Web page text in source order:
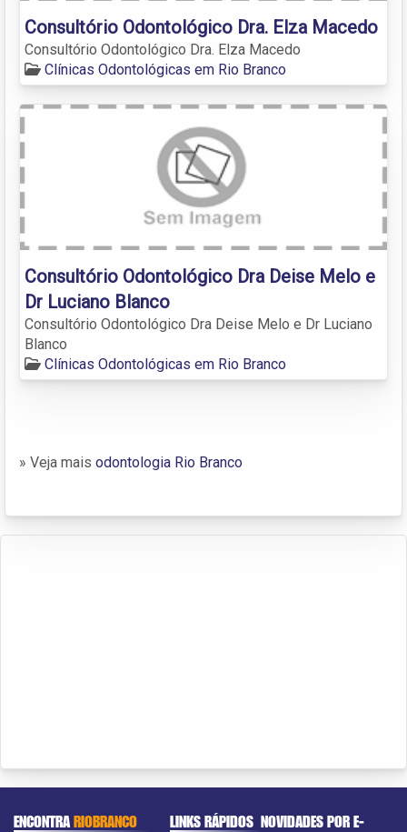
Consultório Odontológico Dra. Elza Macedo
Consultório Odontológico Dra. Elza Macedo
Clínicas Odontológicas em Rio Branco
Consultório Odontológico Dra Deise Melo e
Dr Luciano Blanco
Consultório Odontológico Dra Deise Melo e Dr Luciano
Blanco
Clínicas Odontológicas em Rio Branco
» Veja mais odontologia Rio Branco
ENCONTRARIOBRANCO LINKS RÁPIDOS NOVIDADES POR E-